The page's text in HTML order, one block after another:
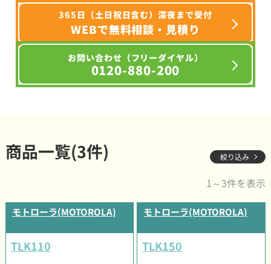
365日（土日祝日含む）深夜まで受付
WEBで無料相談・見積り
お問い合わせ（フリーダイヤル）
0120-880-200
商品一覧(3件) 絞り込み
1～3件を表示
モトローラ(MOTOROLA)
TLK110
モトローラ(MOTOROLA)
TLK150